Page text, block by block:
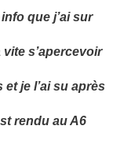
que j’ai sur
s’apercevoir
je l’ai su après
rendu au A6